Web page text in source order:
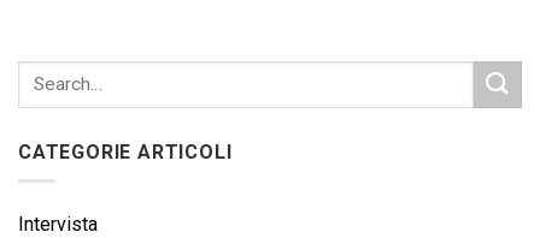
CATEGORIE ARTICOLI
Intervista